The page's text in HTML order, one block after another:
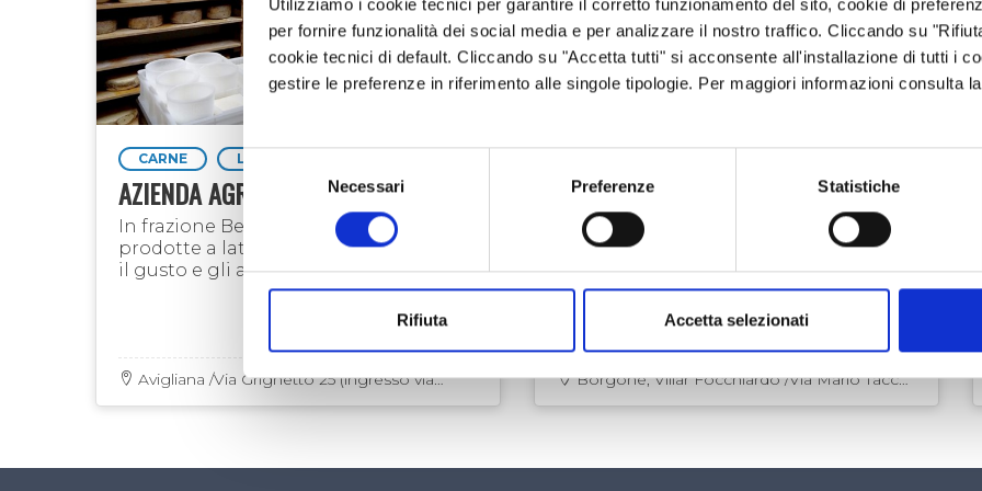
per fornire funzionalità dei social media e per analizzare il nostro traffico. Cliccando su
cookie tecnici di default. Cliccando su "Accetta tutti" si acconsente all'installazione di tutti i
gestire le preferenze in riferimento alle singole tipologie. Per maggiori informazioni consulta
Selezione
del
Necessari Preferenze Statistiche
Rifiuta Accetta selezionati
CARNE LATTE, FORMAGGI
AZIENDA AGRICOLA CIBRARIO
In frazione Bertassi formaggi e tome
prodotte a latte crudo, per conservare
il gusto e gli aromi del territorio
Avigliana /Via Grignetto 25 (ingresso via
LATTE, FORMAGGI
AZIENDA AGRICOLA GIOVALE
MANUEL
Un’azienda gestita da una giovane
coppia produce latte, formaggi e
Borgone, Villar Focchiardo /Via Mario Tacca